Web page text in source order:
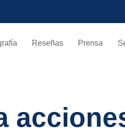
Reseñas Prensa